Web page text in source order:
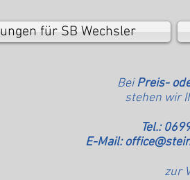
für SB Wechsler
BeiPreis-
stehen wir
Tel.:
E-Mail:
zur